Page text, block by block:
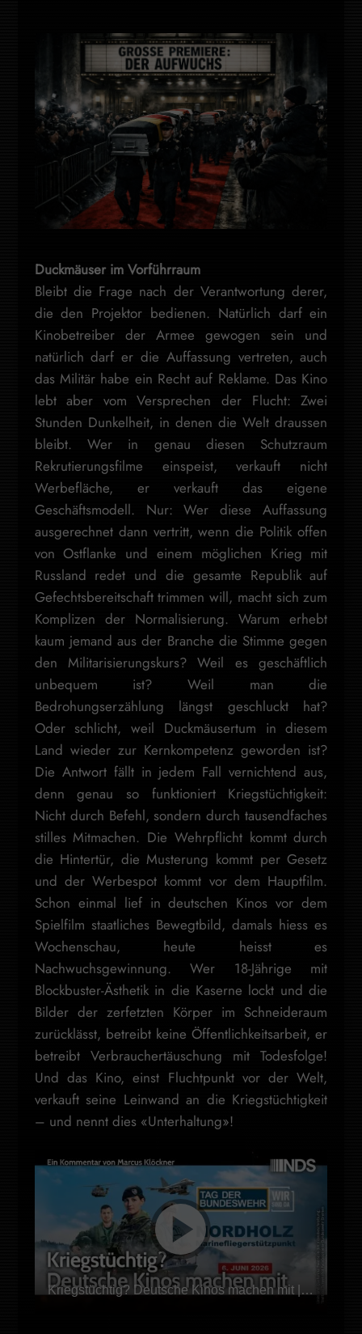
Duckmäuser im Vorführraum
Bleibt die Frage nach der Verantwortung derer,
die den Projektor bedienen. Natürlich darf ein
Kinobetreiber der Armee gewogen sein und
natürlich darf er die Auffassung vertreten, auch
das Militär habe ein Recht auf Reklame. Das Kino
lebt aber vom Versprechen der Flucht: Zwei
Stunden Dunkelheit, in denen die Welt draussen
bleibt. Wer in genau diesen Schutzraum
Rekrutierungsfilme einspeist, verkauft nicht
Werbefläche, er verkauft das eigene
Geschäftsmodell. Nur: Wer diese Auffassung
ausgerechnet dann vertritt, wenn die Politik offen
von Ostflanke und einem möglichen Krieg mit
Russland redet und die gesamte Republik auf
Gefechtsbereitschaft trimmen will, macht sich zum
Komplizen der Normalisierung. Warum erhebt
kaum jemand aus der Branche die Stimme gegen
den Militarisierungskurs? Weil es geschäftlich
unbequem ist? Weil man die
Bedrohungserzählung längst geschluckt hat?
Oder schlicht, weil Duckmäusertum in diesem
Land wieder zur Kernkompetenz geworden ist?
Die Antwort fällt in jedem Fall vernichtend aus,
denn genau so funktioniert Kriegstüchtigkeit:
Nicht durch Befehl, sondern durch tausendfaches
stilles Mitmachen. Die Wehrpflicht kommt durch
die Hintertür, die Musterung kommt per Gesetz
und der Werbespot kommt vor dem Hauptfilm.
Schon einmal lief in deutschen Kinos vor dem
Spielfilm staatliches Bewegtbild, damals hiess es
Wochenschau, heute heisst es
Nachwuchsgewinnung. Wer 18-Jährige mit
Blockbuster-Ästhetik in die Kaserne lockt und die
Bilder der zerfetzten Körper im Schneideraum
zurücklässt, betreibt keine Öffentlichkeitsarbeit, er
betreibt Verbrauchertäuschung mit Todesfolge!
Und das Kino, einst Fluchtpunkt vor der Welt,
verkauft seine Leinwand an die Kriegstüchtigkeit
– und nennt dies «Unterhaltung»!
Kriegstüchtig? Deutsche Kinos machen mit | Marcus Klöckner | NDS-Podcast